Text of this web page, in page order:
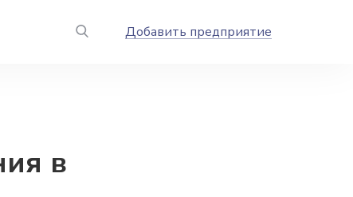
Добавить предприятие
в